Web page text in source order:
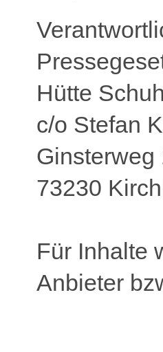
Hütte
c/o Stefan
Ginsterweg
73230
Für Inhalte
Anbieter